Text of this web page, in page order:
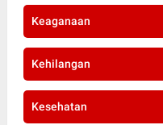
Keaganaan
Kehilangan
Kesehatan